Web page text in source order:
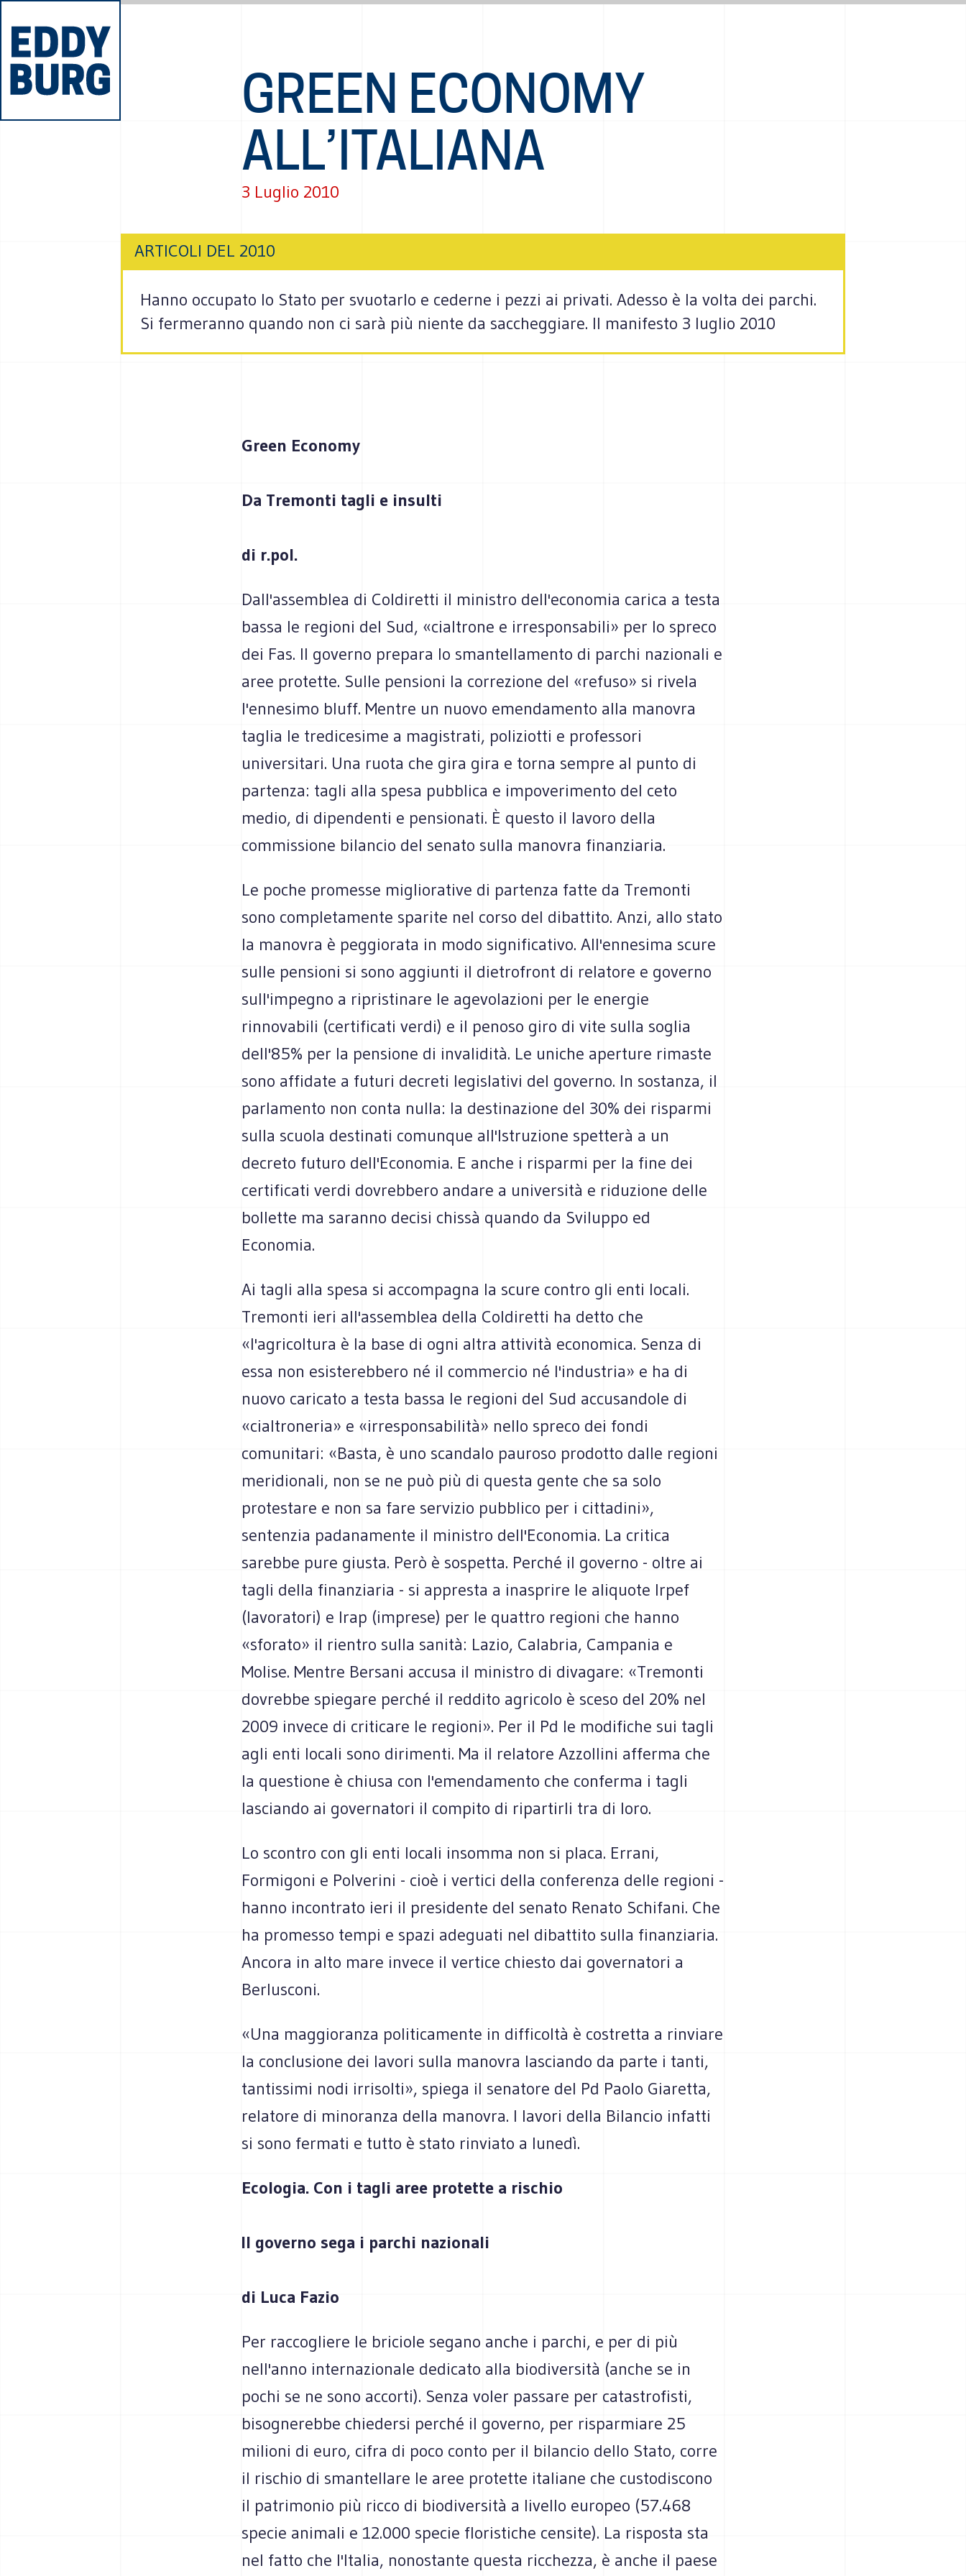
GREEN ECONOMY
ALL’ITALIANA
3 Luglio 2010
ARTICOLI DEL 2010
Hanno occupato lo Stato per svuotarlo e cederne i pezzi ai privati. Adesso è la volta dei parchi.
Si fermeranno quando non ci sarà più niente da saccheggiare. Il manifesto 3 luglio 2010
Green Economy
Da Tremonti tagli e insulti
di r.pol.
Dall'assemblea di Coldiretti il ministro dell'economia carica a testa
bassa le regioni del Sud, «cialtrone e irresponsabili» per lo spreco
dei Fas. Il governo prepara lo smantellamento di parchi nazionali e
aree protette. Sulle pensioni la correzione del «refuso» si rivela
l'ennesimo bluff. Mentre un nuovo emendamento alla manovra
taglia le tredicesime a magistrati, poliziotti e professori
universitari. Una ruota che gira gira e torna sempre al punto di
partenza: tagli alla spesa pubblica e impoverimento del ceto
medio, di dipendenti e pensionati. È questo il lavoro della
commissione bilancio del senato sulla manovra finanziaria.
Le poche promesse migliorative di partenza fatte da Tremonti
sono completamente sparite nel corso del dibattito. Anzi, allo stato
la manovra è peggiorata in modo significativo. All'ennesima scure
sulle pensioni si sono aggiunti il dietrofront di relatore e governo
sull'impegno a ripristinare le agevolazioni per le energie
rinnovabili (certificati verdi) e il penoso giro di vite sulla soglia
dell'85% per la pensione di invalidità. Le uniche aperture rimaste
sono affidate a futuri decreti legislativi del governo. In sostanza, il
parlamento non conta nulla: la destinazione del 30% dei risparmi
sulla scuola destinati comunque all'Istruzione spetterà a un
decreto futuro dell'Economia. E anche i risparmi per la fine dei
certificati verdi dovrebbero andare a università e riduzione delle
bollette ma saranno decisi chissà quando da Sviluppo ed
Economia.
Ai tagli alla spesa si accompagna la scure contro gli enti locali.
Tremonti ieri all'assemblea della Coldiretti ha detto che
«l'agricoltura è la base di ogni altra attività economica. Senza di
essa non esisterebbero né il commercio né l'industria» e ha di
nuovo caricato a testa bassa le regioni del Sud accusandole di
«cialtroneria» e «irresponsabilità» nello spreco dei fondi
comunitari: «Basta, è uno scandalo pauroso prodotto dalle regioni
meridionali, non se ne può più di questa gente che sa solo
protestare e non sa fare servizio pubblico per i cittadini»,
sentenzia padanamente il ministro dell'Economia. La critica
sarebbe pure giusta. Però è sospetta. Perché il governo - oltre ai
tagli della finanziaria - si appresta a inasprire le aliquote Irpef
(lavoratori) e Irap (imprese) per le quattro regioni che hanno
«sforato» il rientro sulla sanità: Lazio, Calabria, Campania e
Molise. Mentre Bersani accusa il ministro di divagare: «Tremonti
dovrebbe spiegare perché il reddito agricolo è sceso del 20% nel
2009 invece di criticare le regioni». Per il Pd le modifiche sui tagli
agli enti locali sono dirimenti. Ma il relatore Azzollini afferma che
la questione è chiusa con l'emendamento che conferma i tagli
lasciando ai governatori il compito di ripartirli tra di loro.
Lo scontro con gli enti locali insomma non si placa. Errani,
Formigoni e Polverini - cioè i vertici della conferenza delle regioni -
hanno incontrato ieri il presidente del senato Renato Schifani. Che
ha promesso tempi e spazi adeguati nel dibattito sulla finanziaria.
Ancora in alto mare invece il vertice chiesto dai governatori a
Berlusconi.
«Una maggioranza politicamente in difficoltà è costretta a rinviare
la conclusione dei lavori sulla manovra lasciando da parte i tanti,
tantissimi nodi irrisolti», spiega il senatore del Pd Paolo Giaretta,
relatore di minoranza della manovra. I lavori della Bilancio infatti
si sono fermati e tutto è stato rinviato a lunedì.
Ecologia. Con i tagli aree protette a rischio
Il governo sega i parchi nazionali
di Luca Fazio
Per raccogliere le briciole segano anche i parchi, e per di più
nell'anno internazionale dedicato alla biodiversità (anche se in
pochi se ne sono accorti). Senza voler passare per catastrofisti,
bisognerebbe chiedersi perché il governo, per risparmiare 25
milioni di euro, cifra di poco conto per il bilancio dello Stato, corre
il rischio di smantellare le aree protette italiane che custodiscono
il patrimonio più ricco di biodiversità a livello europeo (57.468
specie animali e 12.000 specie floristiche censite). La risposta sta
nel fatto che l'Italia, nonostante questa ricchezza, è anche il paese